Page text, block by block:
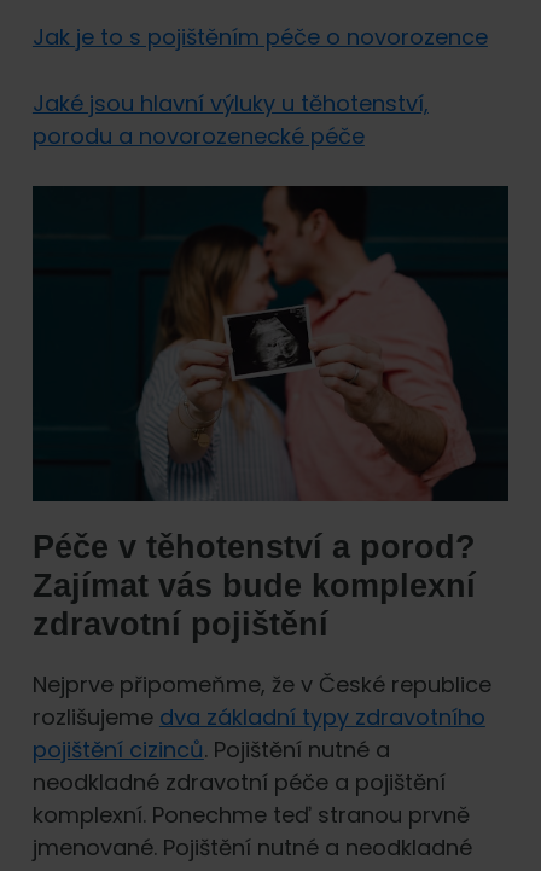
Jak je to s pojištěním péče o novorozence
Jaké jsou hlavní výluky u těhotenství,
porodu a novorozenecké péče
Péče v těhotenství a porod?
Zajímat vás bude komplexní
zdravotní pojištění
Nejprve připomeňme, že v České republice
rozlišujeme dva základní typy zdravotního
pojištění cizinců. Pojištění nutné a
neodkladné zdravotní péče a pojištění
komplexní. Ponechme teď stranou prvně
jmenované. Pojištění nutné a neodkladné